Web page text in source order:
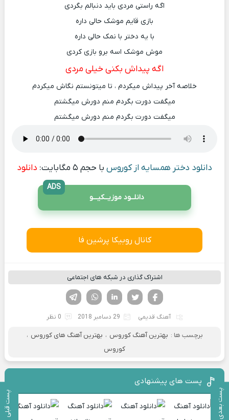
پست بعدی پست قبلی
اگه راستی مردی باید دنبالم بگردی
بازی قایم موشک حالی داره
با یه دختر با نمک حالی داره
موش موشک اسه برو بازی کردی
اگه پیداش بکنی خیلی مردی
خلاصه آخر پیداش میکردم ، تا میتونستم نگاش میکردم
میگفت دورت بگردم منم دورش میگشتم
میگفت دورت بگردم منم دورش میگشتم
دانلود دختر همسایه از کوروس با حجم ۵ مگابایت: دانلود
دانلــود موزیــکیـــو
ADS
کانال روبیکا پرشین فا
اشتراک گذاری در شبکه های اجتماعی
لینکدین تویتر
فیسوک
آهنگ قدیمی 29 دسامبر 2018 0 نظر
برچسب ها : بهترین آهنگ کوروس ، بهترین آهنگ های کوروس ،
کوروس
پست های پیشنهادی